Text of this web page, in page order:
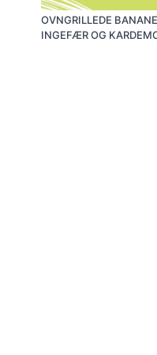
OVNGRILLEDE
INGEFÆR OG